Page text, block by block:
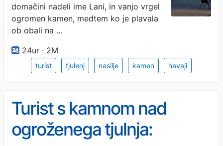
domačini nadeli ime Lani, in vanjo vrgel
ogromen kamen, medtem ko je plavala
ob obali na …
24ur · 2M
turist tjulenj nasilje kamen havaji
Turist s kamnom nad
ogroženega tjulnja: